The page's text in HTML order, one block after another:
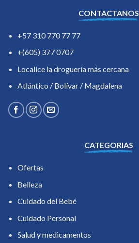
CONTACTANOS
+57 310 770 77 77
+(605) 377 0707
Localice la droguería más cercana
Atlántico / Bolívar / Magdalena
CATEGORIAS
Ofertas
Belleza
Cuidado del Bebé
Cuidado Personal
Salud y medicamentos